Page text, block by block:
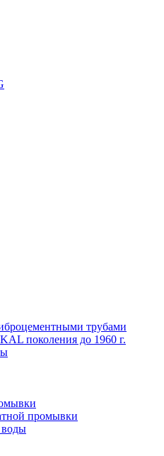
трубами
поколения до 1960 г.
промывки
воды